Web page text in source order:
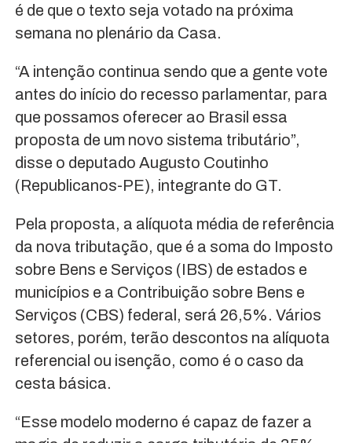
é de que o texto seja votado na próxima
semana no plenário da Casa.
“A intenção continua sendo que a gente vote
antes do início do recesso parlamentar, para
que possamos oferecer ao Brasil essa
proposta de um novo sistema tributário”,
disse o deputado Augusto Coutinho
(Republicanos-PE), integrante do GT.
Pela proposta, a alíquota média de referência
da nova tributação, que é a soma do Imposto
sobre Bens e Serviços (IBS) de estados e
municípios e a Contribuição sobre Bens e
Serviços (CBS) federal, será 26,5%. Vários
setores, porém, terão descontos na alíquota
referencial ou isenção, como é o caso da
cesta básica.
“Esse modelo moderno é capaz de fazer a